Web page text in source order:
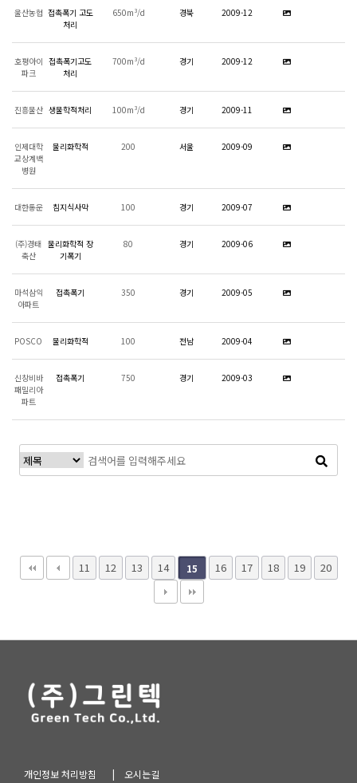
울산농협 접촉폭기 고도
처리
650m³/d 경북 2009-12
호평아이
파크
접촉폭기고도
처리
700m³/d 경기 2009-12
진흥물산 생물학적처리 100m³/d 경기 2009-11
인제대학
교상계백
병원
물리화학적 200 서울 2009-09
대한통운 침지식사막 100 경기 2009-07
(주)경태
축산
물리화학적 장
기폭기
80 경기 2009-06
마석삼익
아파트
접촉폭기 350 경기 2009-05
POSCO 물리화학적 100 전남 2009-04
신창비바
패밀리아
파트
접촉폭기 750 경기 2009-03
11 12 13 14 15 16 17 18 19 20
개인정보 처리방침 | 오시는길